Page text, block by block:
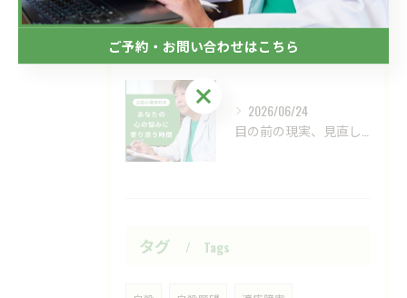
2026/07/01
新しい視点の大切さ。
2026/06/24
タグ Tags
ご予約・お問い合わせはこちら
ご予約・お問い合わせはこちら